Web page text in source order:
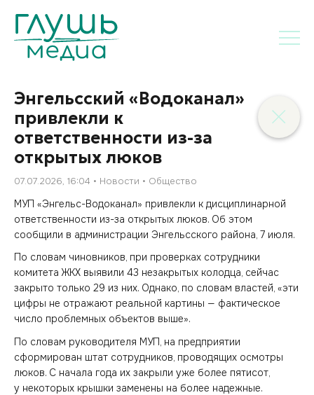
Энгельсский «Водоканал»
привлекли к
ответственности из-за
открытых люков
07.07.2026, 16:04 Новости Общество
МУП «Энгельс-Водоканал» привлекли к дисциплинарной
ответственности из-за открытых люков. Об этом
сообщили в администрации Энгельсского района, 7 июля.
По словам чиновников, при проверках сотрудники
комитета ЖКХ выявили 43 незакрытых колодца, сейчас
закрыто только 29 из них. Однако, по словам властей, «эти
цифры не отражают реальной картины — фактическое
число проблемных объектов выше».
По словам руководителя МУП, на предприятии
сформирован штат сотрудников, проводящих осмотры
люков. С начала года их закрыли уже более пятисот,
у некоторых крышки заменены на более надежные.